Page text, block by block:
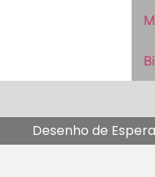
Desenho de